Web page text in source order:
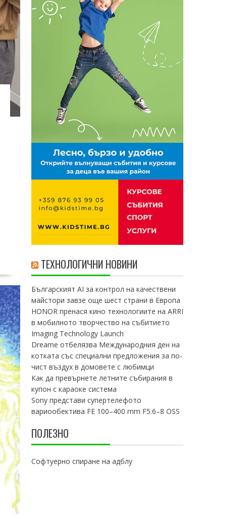
ТЕХНОЛОГИЧНИ НОВИНИ
Българският AI за контрол на качествени
майстори завзе още шест страни в Европа
HONOR пренася кино технологиите на ARRI
в мобилното творчество на събитието
Imaging Technology Launch
Dreame отбелязва Международния ден на
котката със специални предложения за по-
чист въздух в домовете с любимци
Как да превърнете летните събирания в
купон с караоке система
Sony представи супертелефото
вариообектива FE 100–400 mm F5.6–8 OSS
ПОЛЕЗНО
Софтуерно спиране на адблу